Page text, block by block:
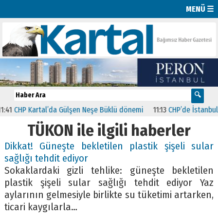
MENÜ ☰
CHP Kartal’da Gülşen Neşe Büklü dönemi 11:13 CHP’de
TÜKON ile ilgili haberler
Dikkat! Güneşte bekletilen plastik şişeli sular
sağlığı tehdit ediyor
Sokaklardaki gizli tehlike: güneşte bekletilen
plastik şişeli sular sağlığı tehdit ediyor Yaz
aylarının gelmesiyle birlikte su tüketimi artarken,
ticari kaygılarla…